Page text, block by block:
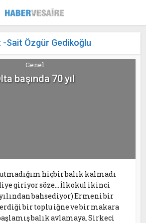
-Sait Özgür Gedikoğlu
Genel
başında 70 yıl
hiçbir balık kalmadı
giriyor söze… İlkokul ikinci
yılından bahsediyor) Ermeni bir
bir toplu iğne ve bir makara
balık avlamaya. Sirkeci